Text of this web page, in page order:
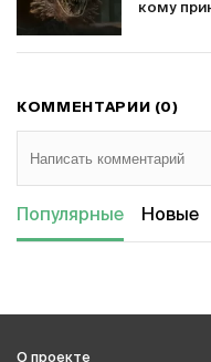
кому
КОММЕНТАРИИ (0)
Популярные Новые
О проекте